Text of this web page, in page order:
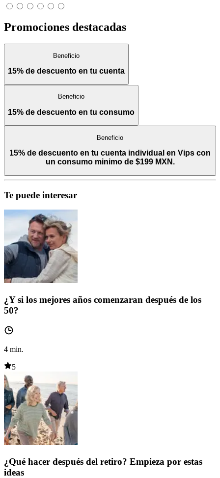
Promociones destacadas
Beneficio
15% de descuento en tu cuenta
Beneficio
15% de descuento en tu consumo
Beneficio
15% de descuento en tu cuenta individual en Vips con
un consumo minimo de $199 MXN.
Te puede interesar
¿Y si los mejores años comenzaran después de los
50?
4 min.
5
¿Qué hacer después del retiro? Empieza por estas
ideas